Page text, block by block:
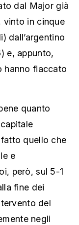
dal Major già
vinto in cinque
dall’argentino
e, appunto,
hanno fiaccato
quanto
quello che
e
però, sul 5-1
fine dei
del
negli